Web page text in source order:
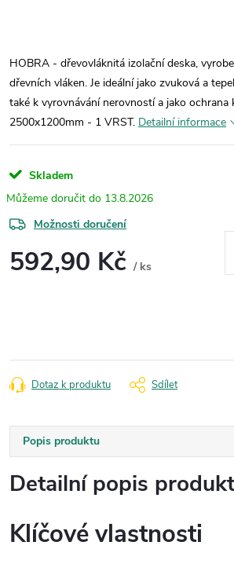
HOBRA - dřevovláknitá izolační deska,
dřevních vláken. Je ideální jako zvuková a
také k vyrovnávání nerovností a jako ochrana
2500x1200mm - 1 VRST. Detailní informace
Skladem
13.8.2026
Možnosti doručení
592,90 Kč / ks
Dotaz k produktu Sdílet
Popis produktu
Detailní popis
Klíčové vlastnosti